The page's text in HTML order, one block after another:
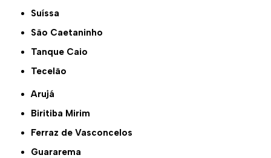
Suíssa
São Caetaninho
Tanque Caio
Tecelão
Arujá
Biritiba Mirim
Ferraz de Vasconcelos
Guararema